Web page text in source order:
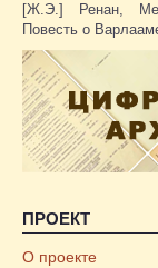
[Ж.Э.] Ренан,
Повесть о
ПРОЕКТ
О проекте